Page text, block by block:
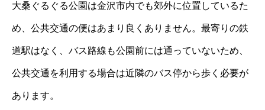
大桑ぐるぐる公園は金沢市内でも郊外に位置しているた
め、公共交通の便はあまり良くありません。最寄りの鉄
道駅はなく、バス路線も公園前には通っていないため、
公共交通を利用する場合は近隣のバス停から歩く必要が
あります。